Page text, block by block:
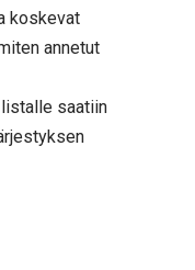
koskevat
annetut
saatiin